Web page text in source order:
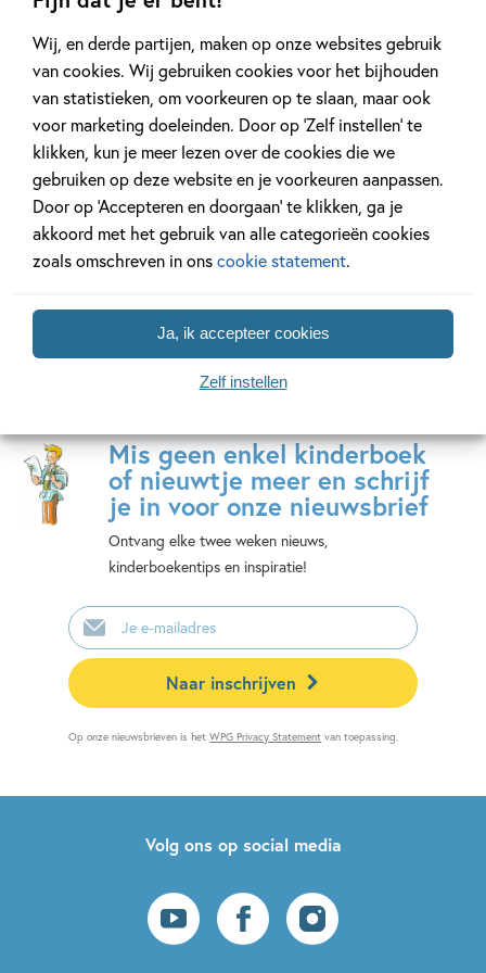
Wij, en derde partijen, maken op onze websites gebruik
van cookies. Wij gebruiken cookies voor het bijhouden
van statistieken, om voorkeuren op te slaan, maar ook
voor marketing doeleinden. Door op ‘Zelf instellen’ te
klikken, kun je meer lezen over de cookies die we
gebruiken op deze website en je voorkeuren aanpassen.
Door op ‘Accepteren en doorgaan’ te klikken, ga je
akkoord met het gebruik van alle categorieën cookies
zoals omschreven in onscookie statement.
Ja, ik accepteer cookies
Zelf instellen
Drakeneilandkampen – helemaal zonder volwassenen!
Lydia houdt van geschiedenis en is dan ook lid van de
Schrijvers van de Ronde Tafel. Haar mooiste boek vindt ze
zelfDe ridders van Rosande.
Ze komt heel graag op scholen om over haar boeken te
praten, en ze is ook Schoolschrijver.
De laatste jaren heeft ze veel boeken voor jongeren
geschreven, zoals de bejubelde boekenNiemands meisje
Blauwtje. En recentOntsnapt uit het slot, met een
Drakeneiland
10 delen
Bekijk alle series
Mis geen enkel kinderboek
of nieuwtje meer en schrijf
je in voor onze nieuwsbrief
Ontvang elke twee weken nieuws,
kinderboekentips en inspiratie!
E-
mailadres
Naar inschrijven
Op onze nieuwsbrieven is hetWPG Privacy Statement van toepassing.
Volg ons op social media